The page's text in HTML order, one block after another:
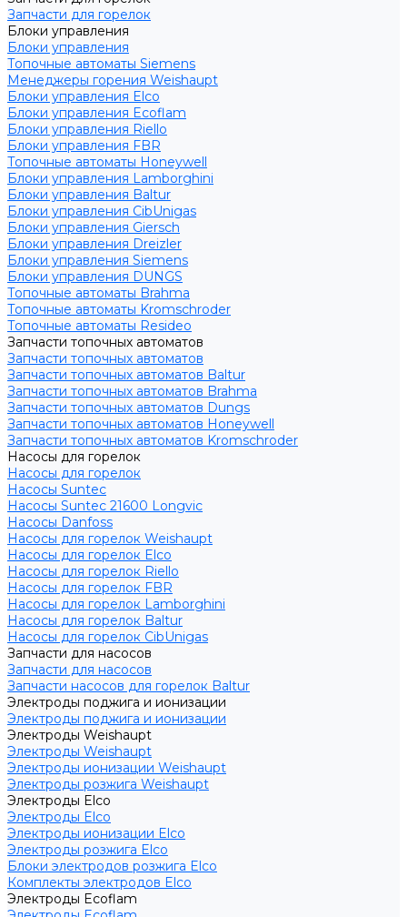
Запчасти для горелок
Блоки управления
Блоки управления
Топочные автоматы Siemens
Менеджеры горения Weishaupt
Блоки управления Elco
Блоки управления Ecoflam
Блоки управления Riello
Блоки управления FBR
Топочные автоматы Honeywell
Блоки управления Lamborghini
Блоки управления Baltur
Блоки управления CibUnigas
Блоки управления Giersch
Блоки управления Dreizler
Блоки управления Siemens
Блоки управления DUNGS
Топочные автоматы Brahma
Топочные автоматы Kromschroder
Топочные автоматы Resideo
Запчасти топочных автоматов
Запчасти топочных автоматов
Запчасти топочных автоматов Baltur
Запчасти топочных автоматов Brahma
Запчасти топочных автоматов Dungs
Запчасти топочных автоматов Honeywell
Запчасти топочных автоматов Kromschroder
Насосы для горелок
Насосы для горелок
Насосы Suntec
Насосы Suntec 21600 Longvic
Насосы Danfoss
Насосы для горелок Weishaupt
Насосы для горелок Elco
Насосы для горелок Riello
Насосы для горелок FBR
Насосы для горелок Lamborghini
Насосы для горелок Baltur
Насосы для горелок CibUnigas
Запчасти для насосов
Запчасти для насосов
Запчасти насосов для горелок Baltur
Электроды поджига и ионизации
Электроды поджига и ионизации
Электроды Weishaupt
Электроды Weishaupt
Электроды ионизации Weishaupt
Электроды розжига Weishaupt
Электроды Elco
Электроды Elco
Электроды ионизации Elco
Электроды розжига Elco
Блоки электродов розжига Elco
Комплекты электродов Elco
Электроды Ecoflam